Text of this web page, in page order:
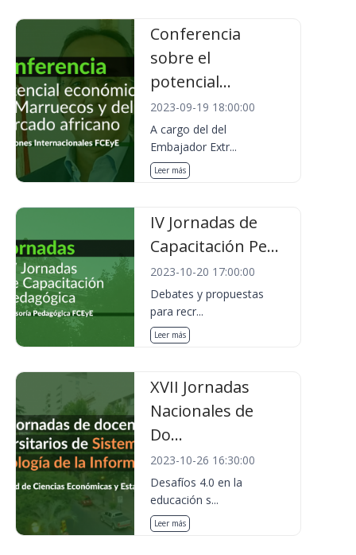
Conferencia
sobre el
potencial...
2023-09-19 18:00:00
A cargo del del
Embajador Extr...
Leer más
IV Jornadas de
Capacitación Pe...
2023-10-20 17:00:00
Debates y propuestas
para recr...
Leer más
XVII Jornadas
Nacionales de
Do...
2023-10-26 16:30:00
Desafíos 4.0 en la
educación s...
Leer más